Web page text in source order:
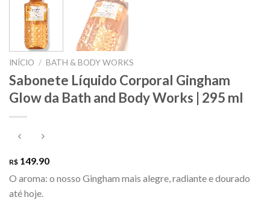
INÍCIO / BATH & BODY WORKS
Sabonete Líquido Corporal Gingham
Glow da Bath and Body Works | 295 ml
R$ 149.90
O aroma: o nosso Gingham mais alegre, radiante e dourado
até hoje.